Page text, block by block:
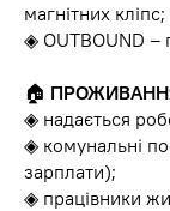
магнітних кліпс;
◈ OUTBOUND –
🏠
◈ надається
◈ комунальні
зарплати);
◈ працівники